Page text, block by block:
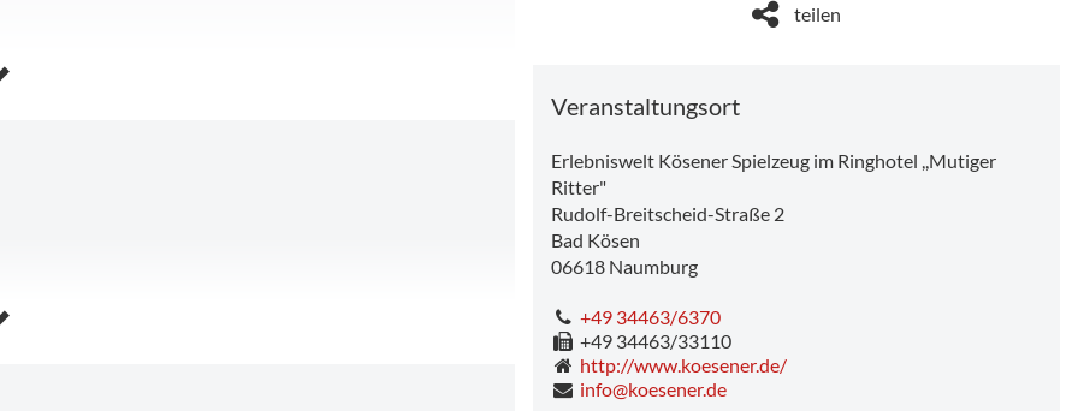
notwendig)
teilen
Veranstaltungsort
Erlebniswelt Kösener Spielzeug im Ringhotel ,,Mutiger
Ritter"
Rudolf-Breitscheid-Straße 2
Bad Kösen
06618 Naumburg
+49 34463/6370
+49 34463/33110
http://www.koesener.de/
info@koesener.de